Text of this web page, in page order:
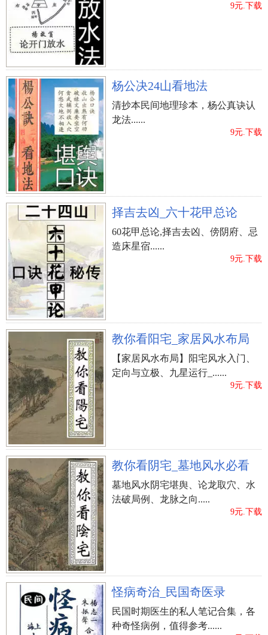
9元.下载
杨公决24山看地法
清抄本民间地理珍本，杨公真诀认
龙法......
9元.下载
择吉去凶_六十花甲总论
60花甲总论,择吉去凶、傍阴府、忌
造床星宿......
9元.下载
教你看阳宅_家居风水布局
【家居风水布局】阳宅风水入门、
定向与立极、九星运行_......
9元.下载
教你看阴宅_墓地风水必看
墓地风水阴宅堪舆、论龙取穴、水
法破局例、龙脉之向.....
9元.下载
怪病奇治_民国奇医录
民国时期医生的私人笔记合集，各
种奇怪病例，值得参考......